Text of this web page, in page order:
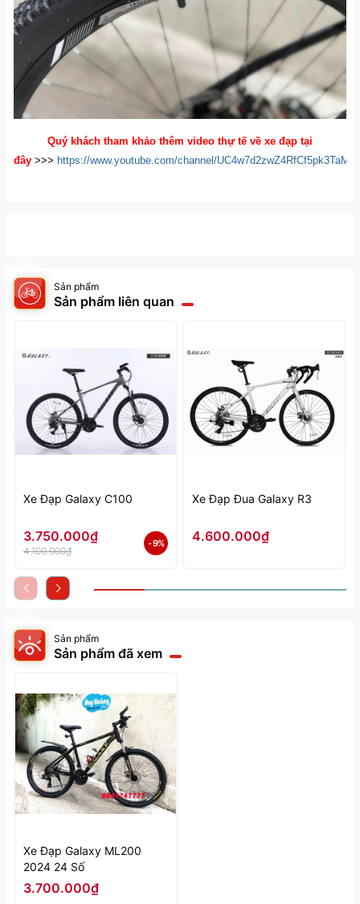
Quý khách tham khảo thêm video thự tế về xe đạp tại
đây >>> https://www.youtube.com/channel/
Sản phẩm
Sản phẩm liên quan
Xe Đạp Galaxy C100
3.750.000₫
4.100.000₫
- 9%
Xe Đạp Đua Galaxy R3
4.600.000₫
Sản phẩm
Sản phẩm đã xem
Xe Đạp Galaxy ML200
2024 24 Số
3.700.000₫